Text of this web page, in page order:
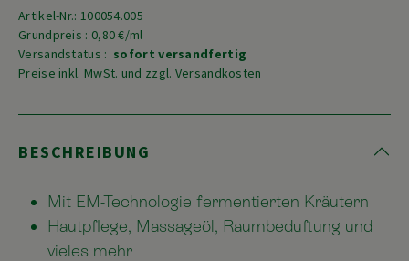
Artikel-Nr.: 100054.005
Grundpreis : 0,80 €/ml
Versandstatus : sofort versandfertig
Preise inkl. MwSt. und zzgl. Versandkosten
BESCHREIBUNG
Mit EM-Technologie fermentierten Kräutern
Hautpflege, Massageöl, Raumbeduftung und
vieles mehr